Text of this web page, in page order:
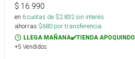
$ 16.990
en 6cuotas de $2.832sin interés
ahorras $680 por transferencia.
LLEGA MAÑANA✔️TIENDA APOQUINDO
+5 Vendidos